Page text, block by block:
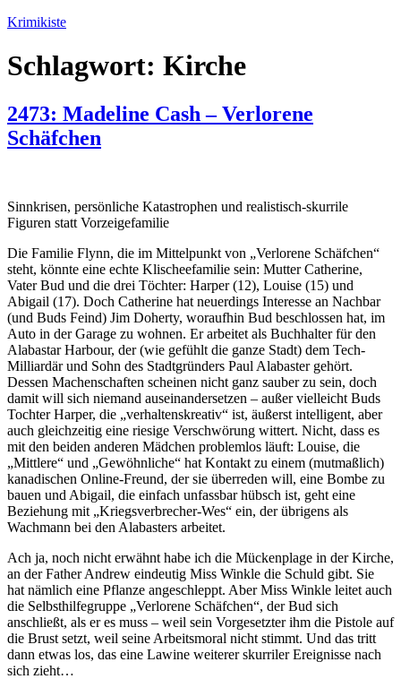
Zum
springen
Krimikiste
Schlagwort: Kirche
2473: Madeline Cash – Verlorene
Schäfchen
Sinnkrisen, persönliche Katastrophen und realistisch-skurrile
Figuren statt Vorzeigefamilie
Die Familie Flynn, die im Mittelpunkt von „Verlorene Schäfchen“
steht, könnte eine echte Klischeefamilie sein: Mutter Catherine,
Vater Bud und die drei Töchter: Harper (12), Louise (15) und
Abigail (17). Doch Catherine hat neuerdings Interesse an Nachbar
(und Buds Feind) Jim Doherty, woraufhin Bud beschlossen hat, im
Auto in der Garage zu wohnen. Er arbeitet als Buchhalter für den
Alabastar Harbour, der (wie gefühlt die ganze Stadt) dem Tech-
Milliardär und Sohn des Stadtgründers Paul Alabaster gehört.
Dessen Machenschaften scheinen nicht ganz sauber zu sein, doch
damit will sich niemand auseinandersetzen – außer vielleicht Buds
Tochter Harper, die „verhaltenskreativ“ ist, äußerst intelligent, aber
auch gleichzeitig eine riesige Verschwörung wittert. Nicht, dass es
mit den beiden anderen Mädchen problemlos läuft: Louise, die
„Mittlere“ und „Gewöhnliche“ hat Kontakt zu einem (mutmaßlich)
kanadischen Online-Freund, der sie überreden will, eine Bombe zu
bauen und Abigail, die einfach unfassbar hübsch ist, geht eine
Beziehung mit „Kriegsverbrecher-Wes“ ein, der übrigens als
Wachmann bei den Alabasters arbeitet.
Ach ja, noch nicht erwähnt habe ich die Mückenplage in der Kirche,
an der Father Andrew eindeutig Miss Winkle die Schuld gibt. Sie
hat nämlich eine Pflanze angeschleppt. Aber Miss Winkle leitet auch
die Selbsthilfegruppe „Verlorene Schäfchen“, der Bud sich
anschließt, als er es muss – weil sein Vorgesetzter ihm die Pistole auf
die Brust setzt, weil seine Arbeitsmoral nicht stimmt. Und das tritt
dann etwas los, das eine Lawine weiterer skurriler Ereignisse nach
sich zieht…